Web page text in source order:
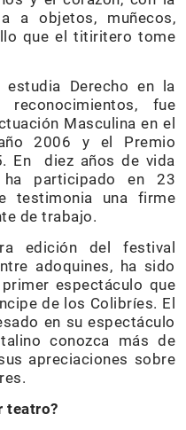
a objetos, muñecos,
que el titiritero tome
Derecho en la
reconocimientos, fue
Masculina en el
2006 y el Premio
En diez años de vida
participado en 23
testimonia una firme
de trabajo.
edición del festival
adoquines, ha sido
espectáculo que
de los Colibríes. El
en su espectáculo
conozca más de
apreciaciones sobre
teatro?